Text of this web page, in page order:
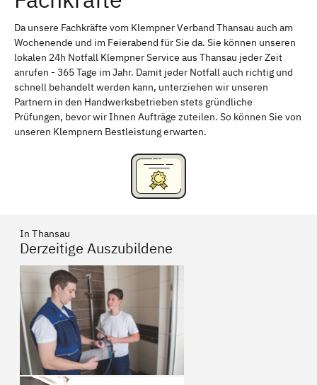
Schweinfurt Passau
Freising Rudelsdorf, Mittelfranken
Da unsere Fachkräfte vom Klempner Verband Thansau auch am
Wochenende und im Feierabend für Sie da. Sie können unseren
lokalen 24h Notfall Klempner Service aus Thansau jeder Zeit
anrufen - 365 Tage im Jahr. Damit jeder Notfall auch richtig und
schnell behandelt werden kann, unterziehen wir unseren
Partnern in den Handwerksbetrieben stets gründliche
Prüfungen, bevor wir Ihnen Aufträge zuteilen. So können Sie von
unseren Klempnern Bestleistung erwarten.
In Thansau
Derzeitige Auszubildene